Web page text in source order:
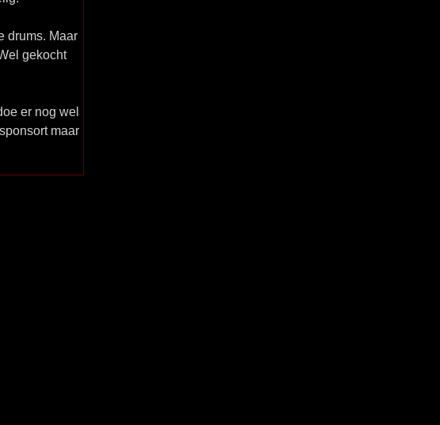
drums. Maar
gekocht
er nog wel
maar